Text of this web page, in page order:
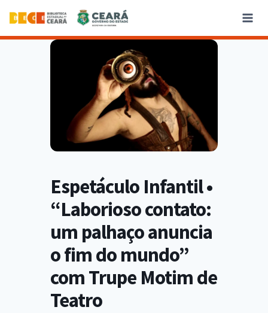
Espetáculo Infantil •
“Laborioso contato:
um palhaço anuncia
o fim do mundo”
com Trupe Motim de
Teatro